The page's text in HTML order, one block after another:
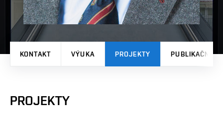
KONTAKT VÝUKA PROJEKTY PUBLIKAČNÍ
PROJEKTY